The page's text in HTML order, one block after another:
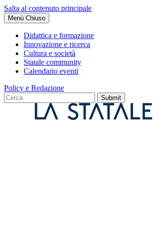
Salta al contenuto principale
Menù Chiuso
Didattica e formazione
Innovazione e ricerca
Cultura e società
Statale community
Calendario eventi
Policy e Redazione